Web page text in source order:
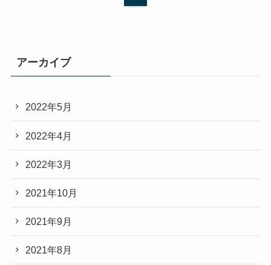
アーカイブ
2022年5月
2022年4月
2022年3月
2021年10月
2021年9月
2021年8月